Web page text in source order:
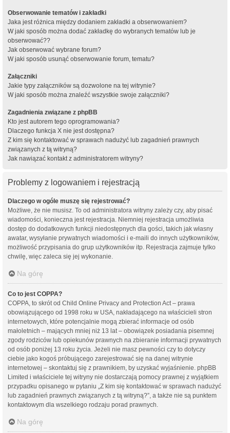
Obserwowanie tematów i zakładki
Jaka jest różnica między dodaniem zakładki a obserwowaniem?
W jaki sposób można dodać zakładkę do wybranych tematów lub je
obserwować??
Jak obserwować wybrane forum?
W jaki sposób usunąć obserwowanie forum, tematu?
Załączniki
Jakie typy załączników są dozwolone na tej witrynie?
W jaki sposób można znaleźć wszystkie swoje załączniki?
Zagadnienia związane z phpBB
Kto jest autorem tego oprogramowania?
Dlaczego funkcja X nie jest dostępna?
Z kim się kontaktować w sprawach nadużyć lub zagadnień prawnych
związanych z tą witryną?
Jak nawiązać kontakt z administratorem witryny?
Problemy z logowaniem i rejestracją
Dlaczego w ogóle muszę się rejestrować?
Możliwe, że nie musisz. To od administratora witryny zależy czy, aby pisać
wiadomości, konieczna jest rejestracja. Niemniej rejestracja umożliwia
dostęp do dodatkowych funkcji niedostępnych dla gości, takich jak własny
awatar, wysyłanie prywatnych wiadomości i e-maili do innych użytkowników,
możliwość przypisania do grup użytkowników itp. Rejestracja zajmuje tylko
chwilę, więc zaleca się jej wykonanie.
Na górę
Co to jest COPPA?
COPPA, to skrót od Child Online Privacy and Protection Act – prawa
obowiązującego od 1998 roku w USA, nakładającego na właścicieli stron
internetowych, które potencjalnie mogą zbierać informacje od osób
małoletnich – mających mniej niż 13 lat – obowiązek posiadania pisemnej
zgody rodziców lub opiekunów prawnych na zbieranie informacji prywatnych
od osób poniżej 13 roku życia. Jeżeli nie masz pewności czy to dotyczy
ciebie jako kogoś próbującego zarejestrować się na danej witrynie
internetowej – skontaktuj się z prawnikiem, by uzyskać wyjaśnienie. phpBB
Limited i właściciele tej witryny nie dostarczają pomocy prawnej z wyjątkiem
przypadku opisanego w pytaniu „Z kim się kontaktować w sprawach nadużyć
lub zagadnień prawnych związanych z tą witryną?”, a także nie są punktem
kontaktowym dla wszelkiego rodzaju porad prawnych.
Na górę